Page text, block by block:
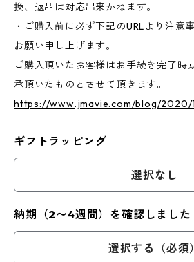
換、返品は対応出来かねます。
・ご購入前に必ず下記のURLより注意
お願い申し上げます。
ご購入頂いたお客様はお手続き完了時
承頂いたものとさせて頂きます。
https://www.jmavie.com/blog/2020/
ギフトラッピング
選択なし
納期（2〜4週間）を確認しました
選択する（必須）